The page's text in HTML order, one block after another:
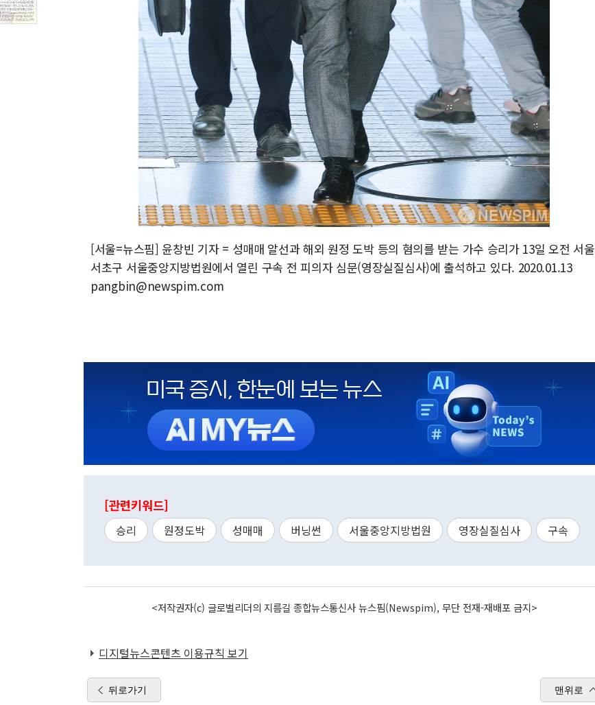
[서울=뉴스핌] 윤창빈 기자 = 성매매 알선과 해외 원정 도박 등의 혐의를 받는 가수 승리가 13일 오전 서울
서초구 서울중앙지방법원에서 열린 구속 전 피의자 심문(영장실질심사)에 출석하고 있다. 2020.01.13
pangbin@newspim.com
[관련키워드]
승리 원정도박 성매매 버닝썬 서울중앙지방법원 영장실질심사 구속
<저작권자(c) 글로벌리더의 지름길 종합뉴스통신사 뉴스핌(Newspim), 무단 전재-재배포 금지>
디지털뉴스콘텐츠 이용규칙 보기
뒤로가기 맨위로